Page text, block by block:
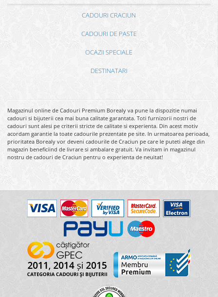
CADOURI CRACIUN
CADOURI DE PASTE
OCAZII SPECIALE
DESTINATARI
Magazinul online de Cadouri Premium Borealy va pune la dispozitie numai
cadouri si bijuterii cea mai buna calitate garantata. Toti furnizorii nostri de
cadouri sunt alesi pe criterii stricte de calitate si experienta. Din acest motiv
acordam garantie la toate cadourile prezentate pe site. In urmatoarea perioada,
prioritatea Borealy vor deveni cadourile de Craciun pe care le puteti alege din
magazin beneficiind de livrare si ambalare gratuit. Va invitam in magazinul
nostru de cadouri de Craciun pentru o experienta de neuitat!